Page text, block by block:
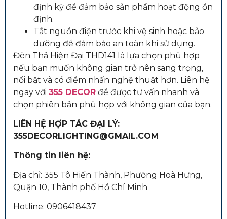
định kỳ để đảm bảo sản phẩm hoạt động ổn
định.
Tắt nguồn điện trước khi vệ sinh hoặc bảo
dưỡng để đảm bảo an toàn khi sử dụng.
Đèn Thả Hiện Đại THD141 là lựa chọn phù hợp
nếu bạn muốn không gian trở nên sang trọng,
nổi bật và có điểm nhấn nghệ thuật hơn. Liên hệ
ngay với 355 DECOR để được tư vấn nhanh và
chọn phiên bản phù hợp với không gian của bạn.
LIÊN HỆ HỢP TÁC ĐẠI LÝ:
355DECORLIGHTING@GMAIL.COM
Thông tin liên hệ:
Địa chỉ: 355 Tô Hiến Thành, Phường Hoà Hưng,
Quận 10, Thành phố Hồ Chí Minh
Hotline: 0906418437